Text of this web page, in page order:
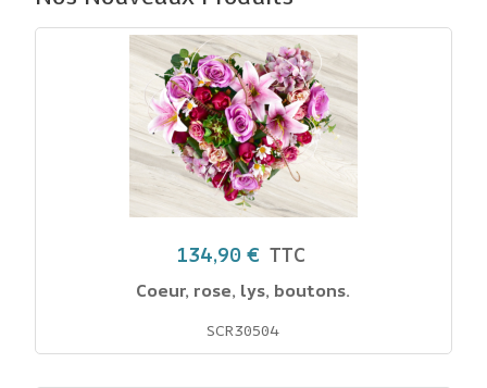
134,90 € TTC
Coeur, rose, lys, boutons.
SCR30504